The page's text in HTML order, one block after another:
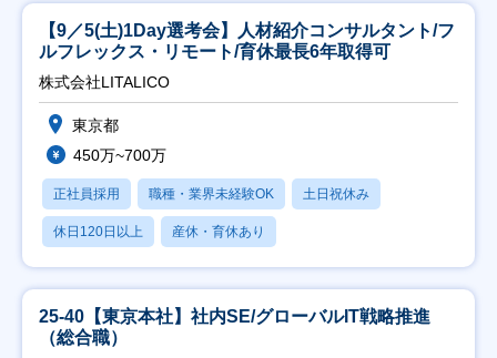
【9／5(土)1Day選考会】人材紹介コンサルタント/フ
ルフレックス・リモート/育休最長6年取得可
株式会社LITALICO
東京都
450万~700万
正社員採用 職種・業界未経験OK 土日祝休み
休日120日以上 産休・育休あり
25-40【東京本社】社内SE/グローバルIT戦略推進
（総合職）